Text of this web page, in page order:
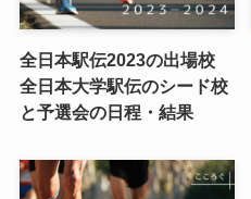
全日本駅伝2023の出場校
全日本大学駅伝のシード校
と予選会の日程・結果